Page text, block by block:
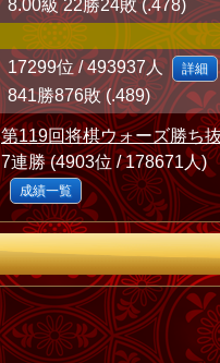
8.00級 22勝24敗 (.478)
17299位 / 493937人 詳細
841勝876敗 (.489)
第119回将棋ウォーズ勝ち
7連勝 (4903位 / 178671人)
成績一覧